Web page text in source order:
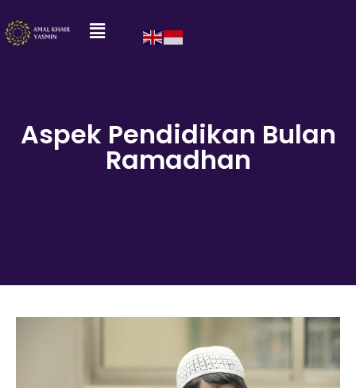
Aspek Pendidikan Bulan
Ramadhan